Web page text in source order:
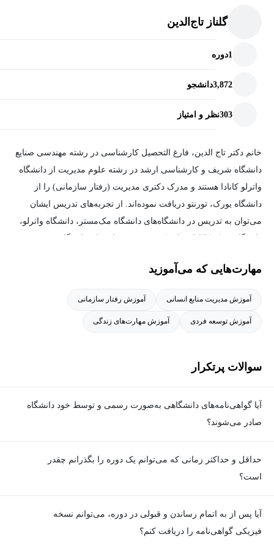
گلناز تاج‌الدین
1دوره
3,872دانشجو
303نظر و امتیاز
خانم دکتر تاج الدین، فارغ‌ التحصیل کارشناسی در رشته مهندسی صنایع
دانشگاه شریف و کارشناسی ارشد در رشته علوم مدیریت از دانشگاه
واترلو کانادا هستند و مدرک دکتری مدیریت (رفتار سازمانی) را از
دانشگاه یورک، تورنتو دریافت نموده‌اند. از تجربه‌های تدریس ایشان
می‌توان به تدریس در دانشگاه‌های دانشگاه مک‌مستر، دانشگاه واترلو،
مهارت‌هایی که می‌آموزید
آموزش مدیریت منابع انسانی آموزش رفتار سازمانی
آموزش توسعه فردی آموزش مهارت‌های زندگی
سوالات پرتکرار
آیا گواهی‌نامه‌های دانشگاهی به‌صورت رسمی و توسط خود دانشگاه
صادر می‌شوند؟
حداقل و حداکثر زمانی که می‌توانم یک دوره را بگذرانم چقدر
است؟
آیا پس از به اتمام رساندن و قبولی در دوره، می‌توانم نسخه
فیزیکی گواهی‌نامه را دریافت کنم؟